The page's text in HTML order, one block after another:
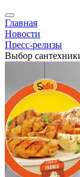
Главная
Новости
Пресс-релизы
Выбор